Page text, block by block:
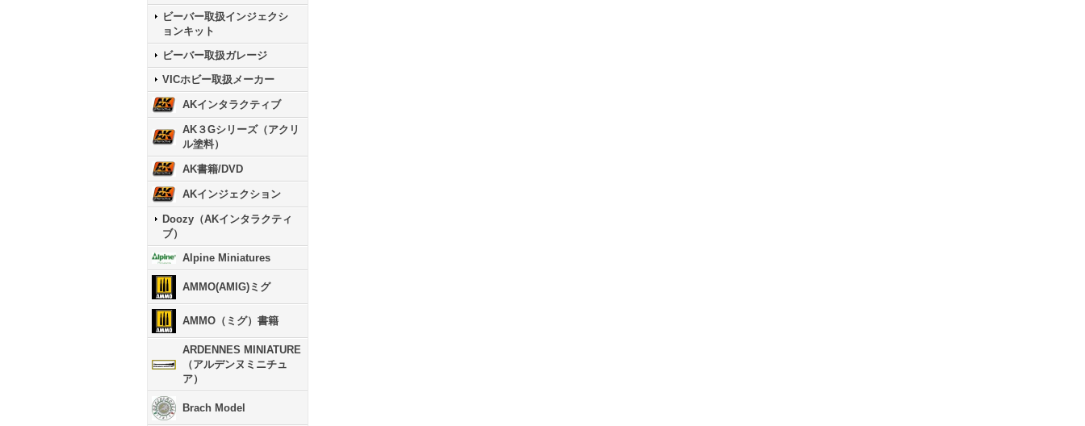
ビーバー取扱インジェクシ
ョンキット
ビーバー取扱ガレージ
VICホビー取扱メーカー
AKインタラクティブ
AK３Gシリーズ（アクリ
ル塗料）
AK書籍/DVD
AKインジェクション
Doozy（AKインタラクティ
ブ）
Alpine Miniatures
AMMO(AMIG)ミグ
AMMO（ミグ）書籍
ARDENNES MINIATURE
（アルデンヌミニチュ
ア）
Brach Model